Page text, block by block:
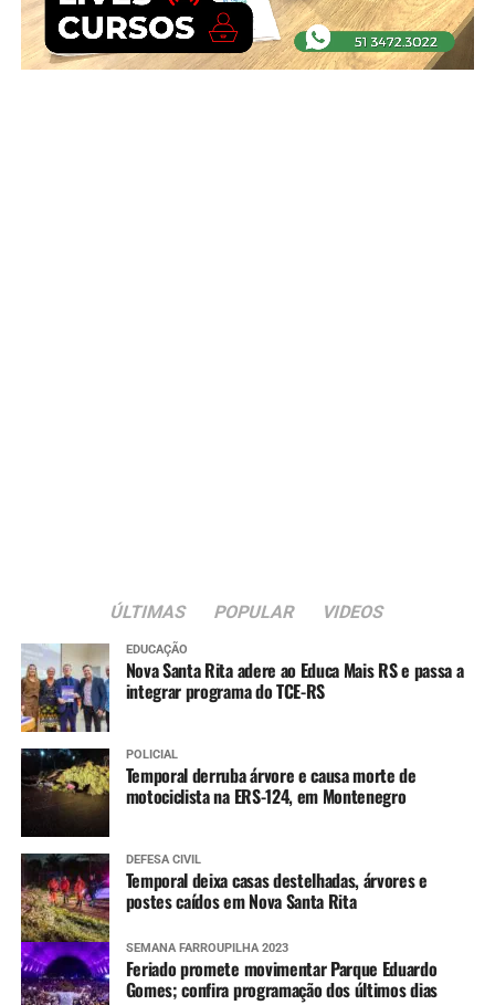
ÚLTIMAS POPULAR VIDEOS
EDUCAÇÃO
Nova Santa Rita adere ao Educa Mais RS e passa a
integrar programa do TCE-RS
POLICIAL
Temporal derruba árvore e causa morte de
motociclista na ERS-124, em Montenegro
DEFESA CIVIL
Temporal deixa casas destelhadas, árvores e
postes caídos em Nova Santa Rita
SEMANA FARROUPILHA 2023
Feriado promete movimentar Parque Eduardo
Gomes; confira programação dos últimos dias